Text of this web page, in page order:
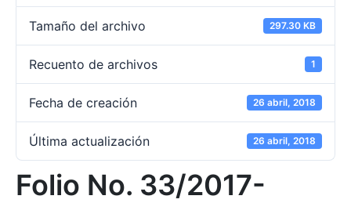
Tamaño del archivo 297.30 KB
Recuento de archivos 1
Fecha de creación 26 abril, 2018
Última actualización 26 abril, 2018
Folio No. 33/2017-